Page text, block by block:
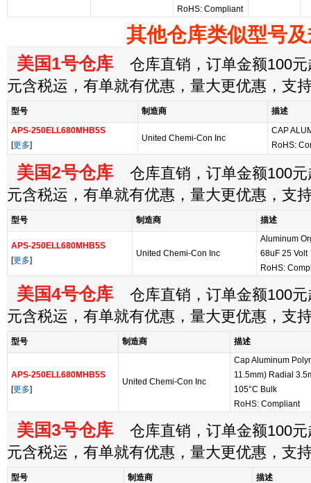
RoHS: Compliant
其他仓库类似型号
美国1号仓库 仓库直销，订单金额100元
元含税运，有单就有优惠，量大更优惠，支
型号 制造商
描述
APS-250ELL680MHB5S
[更多]
United Chemi-Con Inc
CAP
RoHS:
美国2号仓库 仓库直销，订单金额100元
元含税运，有单就有优惠，量大更优惠，支
型号 制造商 描述
APS-250ELL680MHB5S
[更多]
United Chemi-Con Inc
Aluminum
68uF 25 Volt
RoHS:
美国4号仓库 仓库直销，订单金额100元
元含税运，有单就有优惠，量大更优惠，支
型号 制造商 描述
APS-250ELL680MHB5S
[更多]
United Chemi-Con Inc
Cap Aluminum
11.5mm) Radial
105°C Bulk
RoHS: Compliant
美国3号仓库 仓库直销，订单金额100元
元含税运，有单就有优惠，量大更优惠，支
型号 制造商 描述